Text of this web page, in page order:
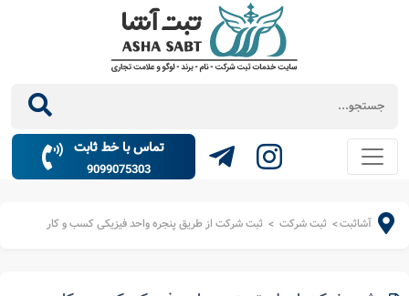
تماس با خط ثابت
9099075303
آشاثبت> ثبت شرکت > ثبت شرکت از طریق پنجره واحد فیزیکی کسب و کار